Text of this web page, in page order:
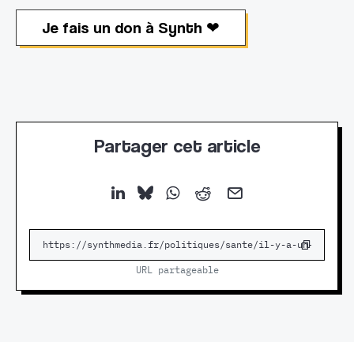
Je fais un don à Synth ❤︎
Partager cet article
URL partageable